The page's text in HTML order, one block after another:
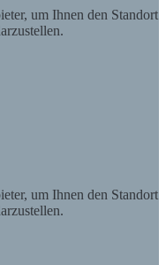
um Ihnen den Standort
um Ihnen den Standort